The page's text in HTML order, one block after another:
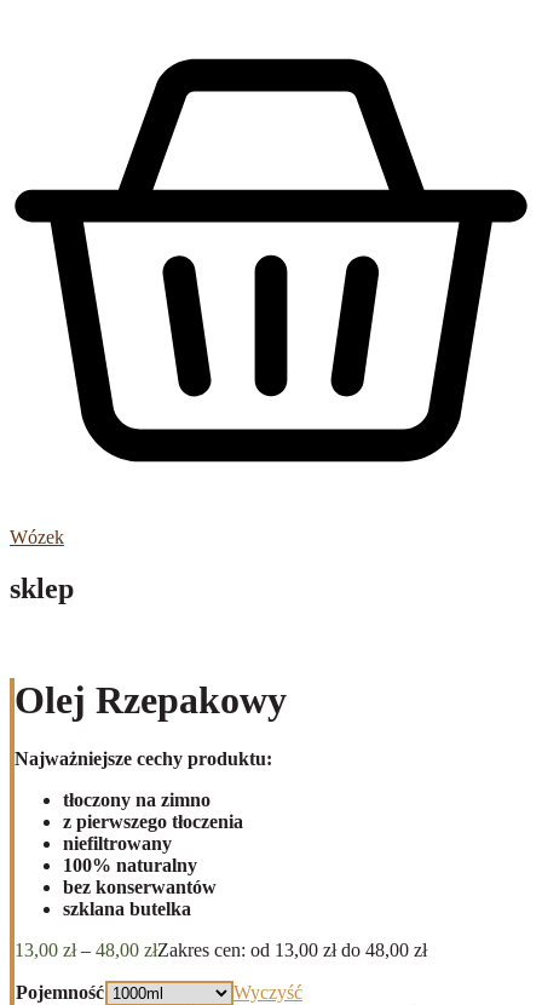
Wózek
sklep
Olej Rzepakowy
Najważniejsze cechy produktu:
tłoczony na zimno
z pierwszego tłoczenia
niefiltrowany
100% naturalny
bez konserwantów
szklana butelka
13,00 zł – 48,00 złZakres cen: od 13,00 zł do 48,00 zł
Pojemność
Wyczyść